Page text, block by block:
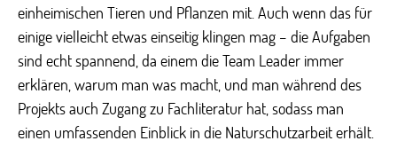
einheimischen Tieren und Pflanzen mit. Auch wenn das für
einige vielleicht etwas einseitig klingen mag – die Aufgaben
sind echt spannend, da einem die Team Leader immer
erklären, warum man was macht, und man während des
Projekts auch Zugang zu Fachliteratur hat, sodass man
einen umfassenden Einblick in die Naturschutzarbeit erhält.